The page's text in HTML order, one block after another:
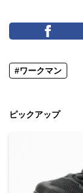
#ワークマン
ピックアップ